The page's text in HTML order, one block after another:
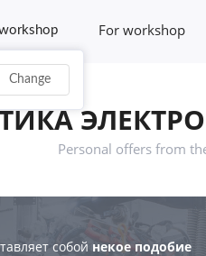
Change
For workshop
Personal offers from
собой некое подобие